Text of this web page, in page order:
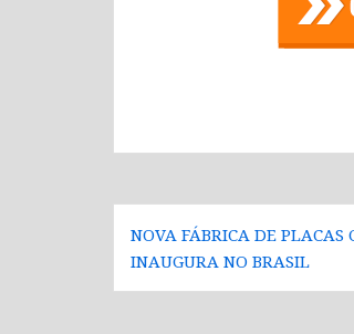
Navegação
de
Post
NOVA FÁBRICA DE PLACAS
INAUGURA NO BRASIL